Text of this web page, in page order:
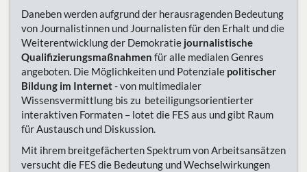
Daneben werden aufgrund der herausragenden Bedeutung
von Journalistinnen und Journalisten für den Erhalt und die
Weiterentwicklung der Demokratie journalistische
Qualifizierungsmaßnahmen für alle medialen Genres
angeboten. Die Möglichkeiten und Potenziale politischer
Bildung im Internet- von multimedialer
Wissensvermittlung bis zu beteiligungsorientierter
interaktiven Formaten – lotet die FES aus und gibt Raum
für Austausch und Diskussion.
Mit ihrem breitgefächerten Spektrum von Arbeitsansätzen
versucht die FES die Bedeutung und Wechselwirkungen